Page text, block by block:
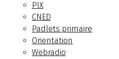
PIX
CNED
Padlets primaire
Orientation
Webradio